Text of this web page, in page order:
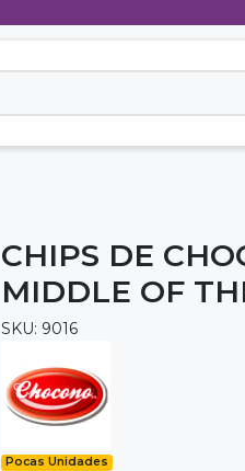
CHIPS DE
MIDDLE OF
SKU: 9016
Pocas Unidades